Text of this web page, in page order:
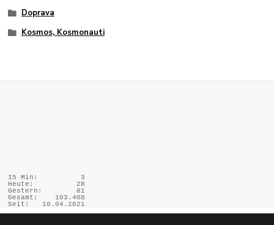
Doprava
Kosmos, Kosmonauti
15 Min:
3
Heute:
28
Gestern:
81
Gesamt:
103.408
Seit:
10.04.2021